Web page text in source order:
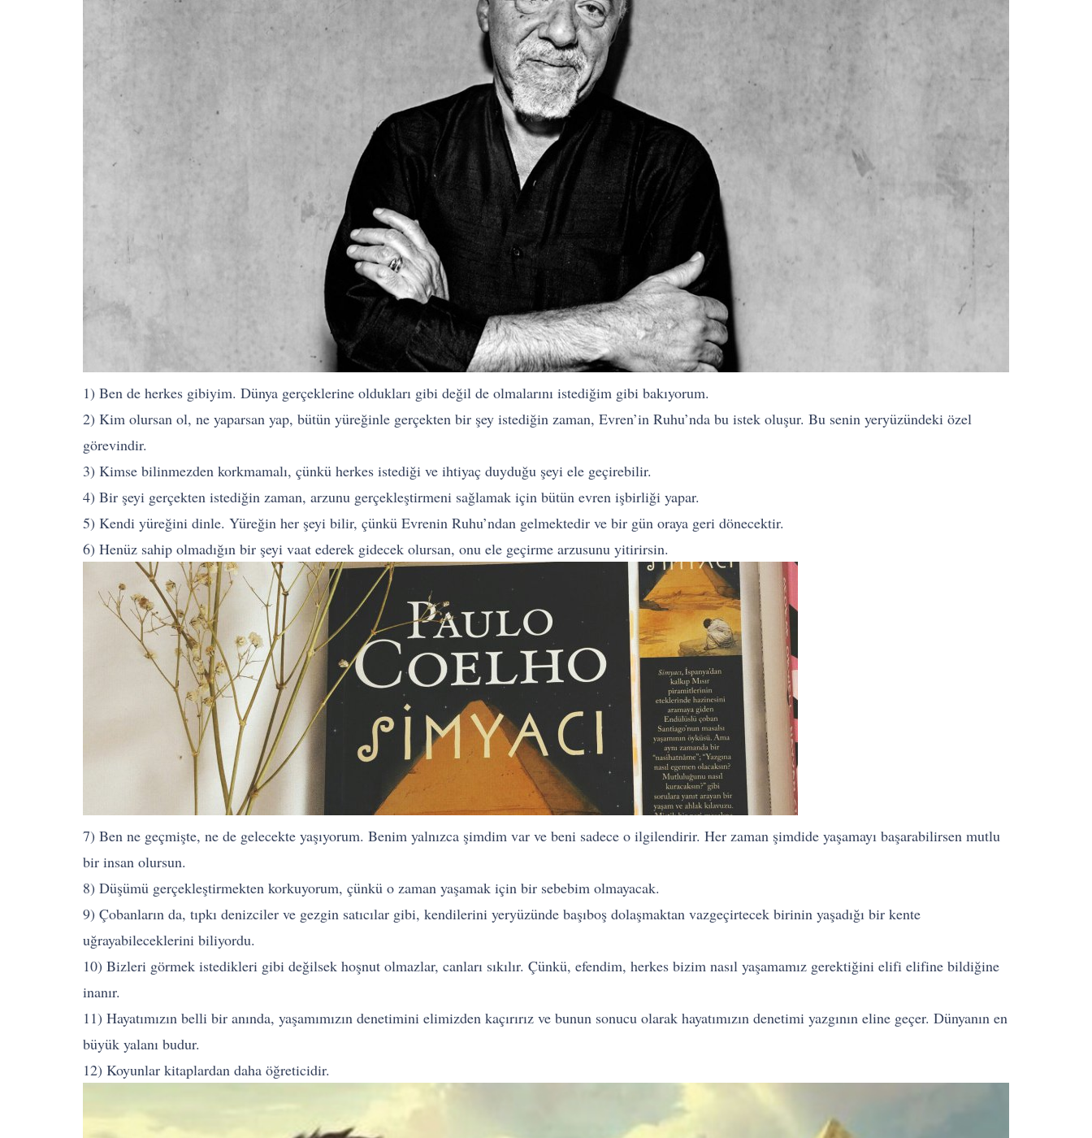
1) Ben de herkes gibiyim. Dünya gerçeklerine oldukları gibi değil de olmalarını istediğim gibi bakıyorum.
2) Kim olursan ol, ne yaparsan yap, bütün yüreğinle gerçekten bir şey istediğin zaman, Evren’in Ruhu’nda bu istek oluşur. Bu senin yeryüzündeki özel
görevindir.
3) Kimse bilinmezden korkmamalı, çünkü herkes istediği ve ihtiyaç duyduğu şeyi ele geçirebilir.
4) Bir şeyi gerçekten istediğin zaman, arzunu gerçekleştirmeni sağlamak için bütün evren işbirliği yapar.
5) Kendi yüreğini dinle. Yüreğin her şeyi bilir, çünkü Evrenin Ruhu’ndan gelmektedir ve bir gün oraya geri dönecektir.
6) Henüz sahip olmadığın bir şeyi vaat ederek gidecek olursan, onu ele geçirme arzusunu yitirirsin.
7) Ben ne geçmişte, ne de gelecekte yaşıyorum. Benim yalnızca şimdim var ve beni sadece o ilgilendirir. Her zaman şimdide yaşamayı başarabilirsen mutlu
bir insan olursun.
8) Düşümü gerçekleştirmekten korkuyorum, çünkü o zaman yaşamak için bir sebebim olmayacak.
9) Çobanların da, tıpkı denizciler ve gezgin satıcılar gibi, kendilerini yeryüzünde başıboş dolaşmaktan vazgeçirtecek birinin yaşadığı bir kente
uğrayabileceklerini biliyordu.
10) Bizleri görmek istedikleri gibi değilsek hoşnut olmazlar, canları sıkılır. Çünkü, efendim, herkes bizim nasıl yaşamamız gerektiğini elifi elifine bildiğine
inanır.
11) Hayatımızın belli bir anında, yaşamımızın denetimini elimizden kaçırırız ve bunun sonucu olarak hayatımızın denetimi yazgının eline geçer. Dünyanın en
büyük yalanı budur.
12) Koyunlar kitaplardan daha öğreticidir.